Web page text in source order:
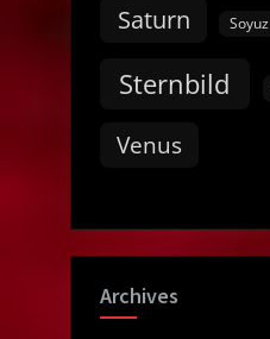
Saturn Soyuz
Sternbild
Venus
Archives